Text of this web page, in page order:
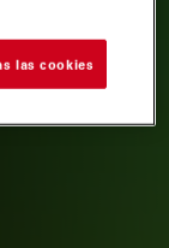
las cookies